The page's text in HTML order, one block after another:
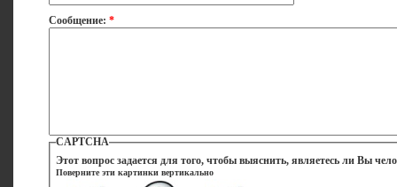
Сообщение: *
CAPTCHA
Этот
Поверните эти картинки вертикально